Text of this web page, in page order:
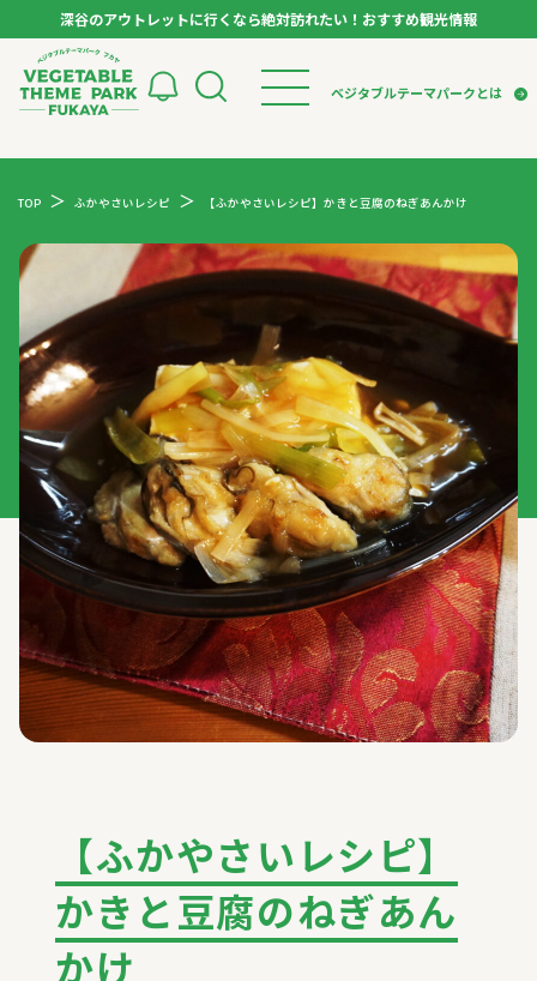
深谷のアウトレットに行くなら絶対訪れたい！おすすめ観光情報
ベジタブルテーマパークとは
検索
スポット
特集記事
ベジタブルテーマパークとは
VTPキャストミーティング
市長インタビュー
生産者インタビュー
アンバサダー
レシピ集
TOP ふかやさいレシピ 【ふかやさいレシピ】かきと豆腐のねぎあんかけ
【ふかやさいレシピ】
かきと豆腐のねぎあん
かけ